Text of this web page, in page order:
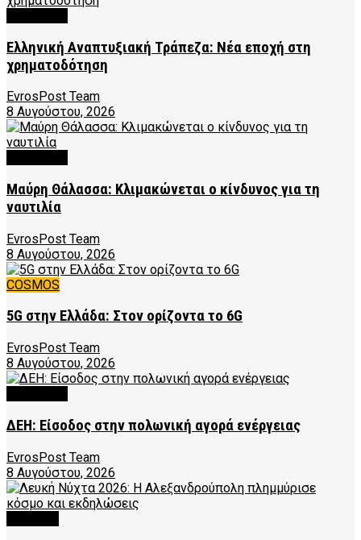
Ελληνική Αναπτυξιακή Τράπεζα: Νέα εποχή στη
χρηματοδότηση
EvrosPost Team
8 Αυγούστου, 2026
Μαύρη Θάλασσα: Κλιμακώνεται ο κίνδυνος για τη
ναυτιλία
EvrosPost Team
8 Αυγούστου, 2026
COSMOS
5G στην Ελλάδα: Στον ορίζοντα το 6G
EvrosPost Team
8 Αυγούστου, 2026
ΔΕΗ: Είσοδος στην πολωνική αγορά ενέργειας
EvrosPost Team
8 Αυγούστου, 2026